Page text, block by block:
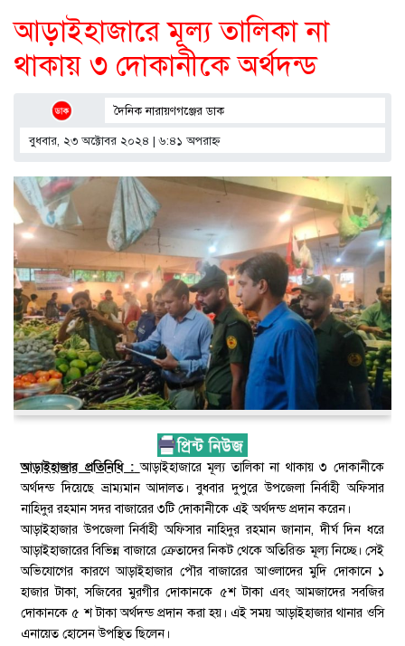
আড়াইহাজারে মূল্য তালিকা না
থাকায় ৩ দোকানীকে অর্থদন্ড
দৈনিক নারায়ণগঞ্জের ডাক
বুধবার, ২৩ অক্টোবর ২০২৪ | ৬:৪১ অপরাহ্ণ
আড়াইহাজার প্রতিনিধি : আড়াইহাজারে মূল্য তালিকা না থাকায় ৩ দোকানীকে
অর্থদন্ড দিয়েছে ভ্রাম্যমান আদালত। বুধবার দুপুরে উপজেলা নির্বাহী অফিসার
নাহিদুর রহমান সদর বাজারের ৩টি দোকানীকে এই অর্থদন্ড প্রদান করেন।
আড়াইহাজার উপজেলা নির্বাহী অফিসার নাহিদুর রহমান জানান, দীর্ঘ দিন ধরে
আড়াইহাজারের বিভিন্ন বাজারে ক্রেতাদের নিকট থেকে অতিরিক্ত মূল্য নিচ্ছে। সেই
অভিযোগের কারণে আড়াইহাজার পৌর বাজারের আওলাদের মুদি দোকানে ১
হাজার টাকা, সজিবের মুরগীর দোকানকে ৫শ টাকা এবং আমজাদের সবজির
দোকানকে ৫ শ টাকা অর্থদন্ড প্রদান করা হয়। এই সময় আড়াইহাজার থানার ওসি
এনায়েত হোসেন উপস্থিত ছিলেন।